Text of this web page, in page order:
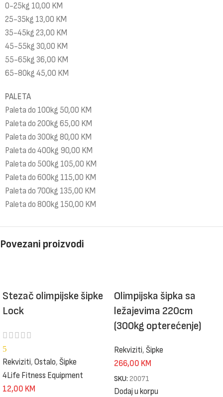
0-25kg 10,00 KM
25-35kg 13,00 KM
35-45kg 23,00 KM
45-55kg 30,00 KM
55-65kg 36,00 KM
65-80kg 45,00 KM
PALETA
Paleta do 100kg 50,00 KM
Paleta do 200kg 65,00 KM
Paleta do 300kg 80,00 KM
Paleta do 400kg 90,00 KM
Paleta do 500kg 105,00 KM
Paleta do 600kg 115,00 KM
Paleta do 700kg 135,00 KM
Paleta do 800kg 150,00 KM
Povezani proizvodi
Stezač olimpijske šipke
Lock
5
Rekviziti, Ostalo, Šipke
4Life Fitness Equipment
12,00 KM
Olimpijska šipka sa
ležajevima 220cm
(300kg opterećenje)
Rekviziti, Šipke
266,00 KM
SKU: 20071
Dodaj u korpu